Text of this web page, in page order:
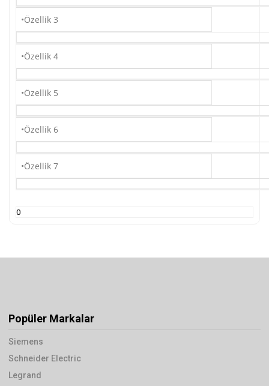
•Özellik 3
•Özellik 4
•Özellik 5
•Özellik 6
•Özellik 7
0
Popüler Markalar
Siemens
Schneider Electric
Legrand